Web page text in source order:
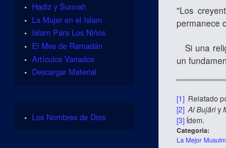
"Los
permanece
Si una
un
[1] Relatado
[2] Al Bujâriy
[3] Ídem.
Categoria:
La Mejor
Hadiz y Sunnah
La Mujer en el Islam
Islam Para Los Niños
El Mes de Ramadán
Artículos Variados
Descargar Material
Los Nombres de Dios